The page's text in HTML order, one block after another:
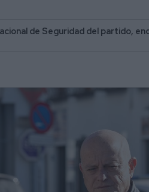
de Seguridad del partido,